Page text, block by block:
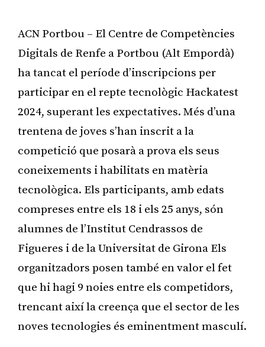
ACN Portbou – El Centre de Competències
Digitals de Renfe a Portbou (Alt Empordà)
ha tancat el període d’inscripcions per
participar en el repte tecnològic Hackatest
2024, superant les expectatives. Més d’una
trentena de joves s’han inscrit a la
competició que posarà a prova els seus
coneixements i habilitats en matèria
tecnològica. Els participants, amb edats
compreses entre els 18 i els 25 anys, són
alumnes de l’Institut Cendrassos de
Figueres i de la Universitat de Girona Els
organitzadors posen també en valor el fet
que hi hagi 9 noies entre els competidors,
trencant així la creença que el sector de les
noves tecnologies és eminentment masculí.